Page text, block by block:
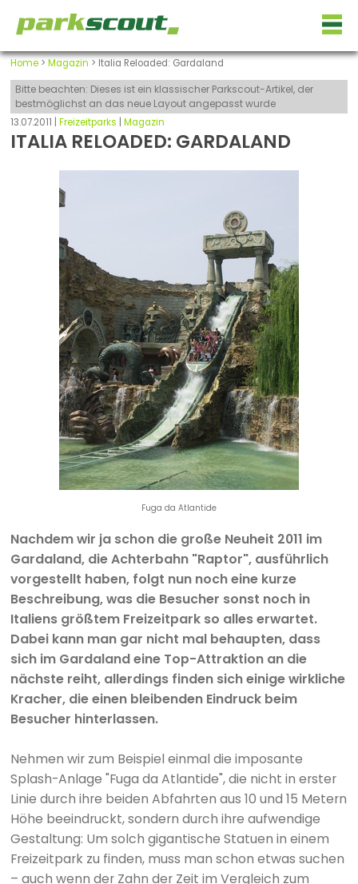
Home> Magazin > Italia Reloaded: Gardaland
Bitte beachten: Dieses ist ein klassischer Parkscout-Artikel, der
bestmöglichst an das neue Layout angepasst wurde
13.07.2011 | Freizeitparks Magazin
ITALIA RELOADED: GARDALAND
Fuga da Atlantide
Nachdem wir ja schon die große Neuheit 2011 im
Gardaland, die Achterbahn "Raptor", ausführlich
vorgestellt haben, folgt nun noch eine kurze
Beschreibung, was die Besucher sonst noch in
Italiens größtem Freizeitpark so alles erwartet.
Dabei kann man gar nicht mal behaupten, dass
sich im Gardaland eine Top-Attraktion an die
nächste reiht, allerdings finden sich einige wirkliche
Kracher, die einen bleibenden Eindruck beim
Besucher hinterlassen.
Nehmen wir zum Beispiel einmal die imposante
Splash-Anlage "Fuga da Atlantide", die nicht in erster
Linie durch ihre beiden Abfahrten aus 10 und 15 Metern
Höhe beeindruckt, sondern durch ihre aufwendige
Gestaltung: Um solch gigantische Statuen in einem
Freizeitpark zu finden, muss man schon etwas suchen
– auch wenn der Zahn der Zeit im Vergleich zum